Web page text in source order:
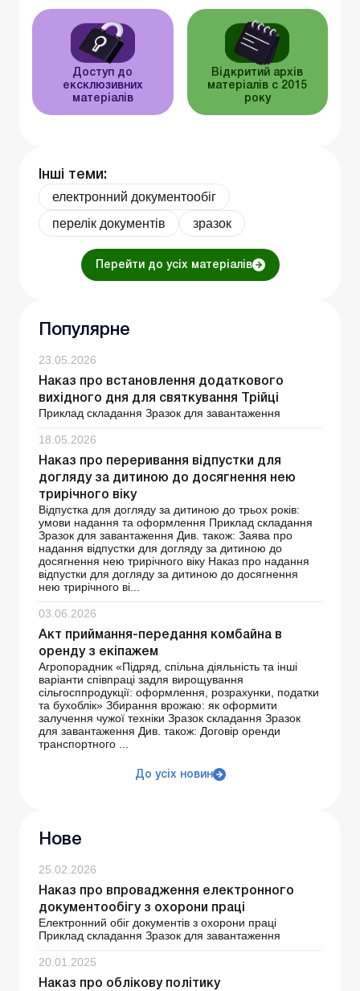
Доступ до
ексклюзивних
матеріалів
Відкритий архів
матеріалів c 2015
року
Інші теми:
електронний документообіг
перелік документів
зразок
Перейти до усіх матеріалів
Популярне
23.05.2026
Наказ про встановлення додаткового
вихідного дня для святкування Трійці
Приклад складання Зразок для завантаження
18.05.2026
Наказ про переривання відпустки для
догляду за дитиною до досягнення нею
трирічного віку
Відпустка для догляду за дитиною до трьох років:
умови надання та оформлення Приклад складання
Зразок для завантаження Див. також: Заява про
надання відпустки для догляду за дитиною до
досягнення нею трирічного віку Наказ про надання
відпустки для догляду за дитиною до досягнення
нею трирічного ві...
03.06.2026
Акт приймання-передання комбайна в
оренду з екіпажем
Агропорадник «Підряд, спільна діяльність та інші
варіанти співпраці задля вирощування
сільгосппродукції: оформлення, розрахунки, податки
та бухоблік» Збирання врожаю: як оформити
залучення чужої техніки Зразок складання Зразок
для завантаження Див. також: Договір оренди
транспортного ...
До усіх новин
Нове
25.02.2026
Наказ про впровадження електронного
документообігу з охорони праці
Електронний обіг документів з охорони праці
Приклад складання Зразок для завантаження
20.01.2025
Наказ про облікову політику